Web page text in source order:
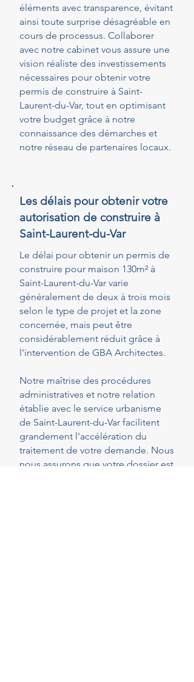
éléments avec transparence, évitant
ainsi toute surprise désagréable en
cours de processus. Collaborer
avec notre cabinet vous assure une
vision réaliste des investissements
nécessaires pour obtenir votre
permis de construire à Saint-
Laurent-du-Var, tout en optimisant
votre budget grâce à notre
connaissance des démarches et
notre réseau de partenaires locaux.
Les délais pour obtenir votre
autorisation de construire à
Saint-Laurent-du-Var
Le délai pour obtenir un permis de
construire pour maison 130m² à
Saint-Laurent-du-Var varie
généralement de deux à trois mois
selon le type de projet et la zone
concernée, mais peut être
considérablement réduit grâce à
l'intervention de GBA Architectes.
Notre maîtrise des procédures
administratives et notre relation
établie avec le service urbanisme
de Saint-Laurent-du-Var facilitent
grandement l'accélération du
traitement de votre demande. Nous
nous assurons que votre dossier est